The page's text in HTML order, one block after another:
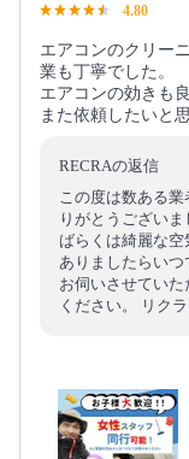
4.80
エアコンのクリー
業も丁寧でした。
エアコンの効きも
また依頼したいと
RECRAの返信
この度は数ある
りがとうござい
ばらくは綺麗な
ありましたらい
お伺いさせてい
ください。 リク